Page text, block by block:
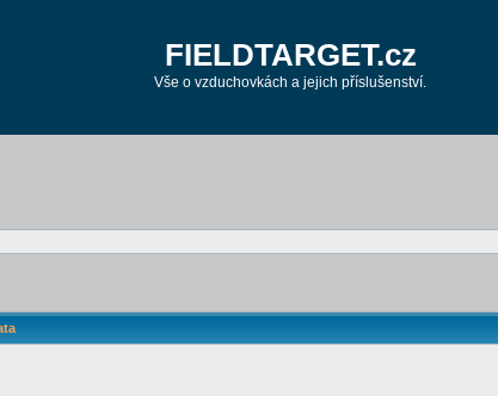
FIELDTARGET.cz
Vše o vzduchovkách a jejich příslušenství.